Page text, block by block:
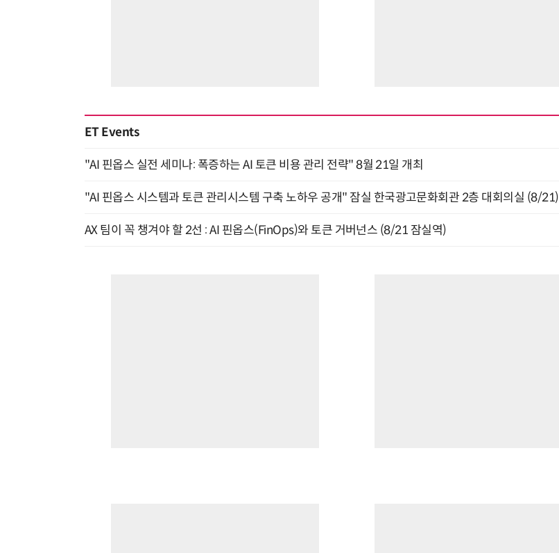
ET Events
"AI 핀옵스 실전 세미나: 폭증하는 AI 토큰 비용 관리 전략" 8월 21일 개최
"AI 핀옵스 시스템과 토큰 관리시스템 구축 노하우 공개" 잠실 한국광고문화회관 2층 대회의실 (8/21)
AX 팀이 꼭 챙겨야 할 2선 : AI 핀옵스(FinOps)와 토큰 거버넌스 (8/21 잠실역)